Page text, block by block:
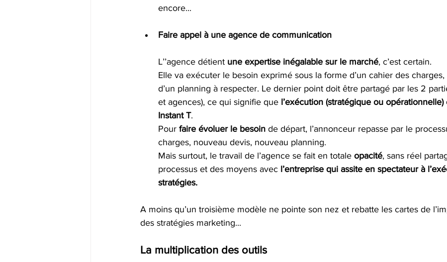
encore...
Faire appel à une agence de communication
L’’agence détient une expertise inégalable sur le marché, c’est certain.
Elle va exécuter le besoin exprimé sous la forme d’un cahier des charges,
d’un planning à respecter. Le dernier point doit être partagé par les 2
et agences), ce qui signifie que l’exécution (stratégique ou opérationnelle)
Instant T.
Pour faire évoluer le besoin de départ, l’annonceur repasse par le
charges, nouveau devis, nouveau planning.
Mais surtout, le travail de l’agence se fait en totale opacité, sans réel
processus et des moyens avec l’entreprise qui assite en spectateur à
stratégies.
A moins qu’un troisième modèle ne pointe son nez et rebatte les cartes de
des stratégies marketing...
La multiplication des outils